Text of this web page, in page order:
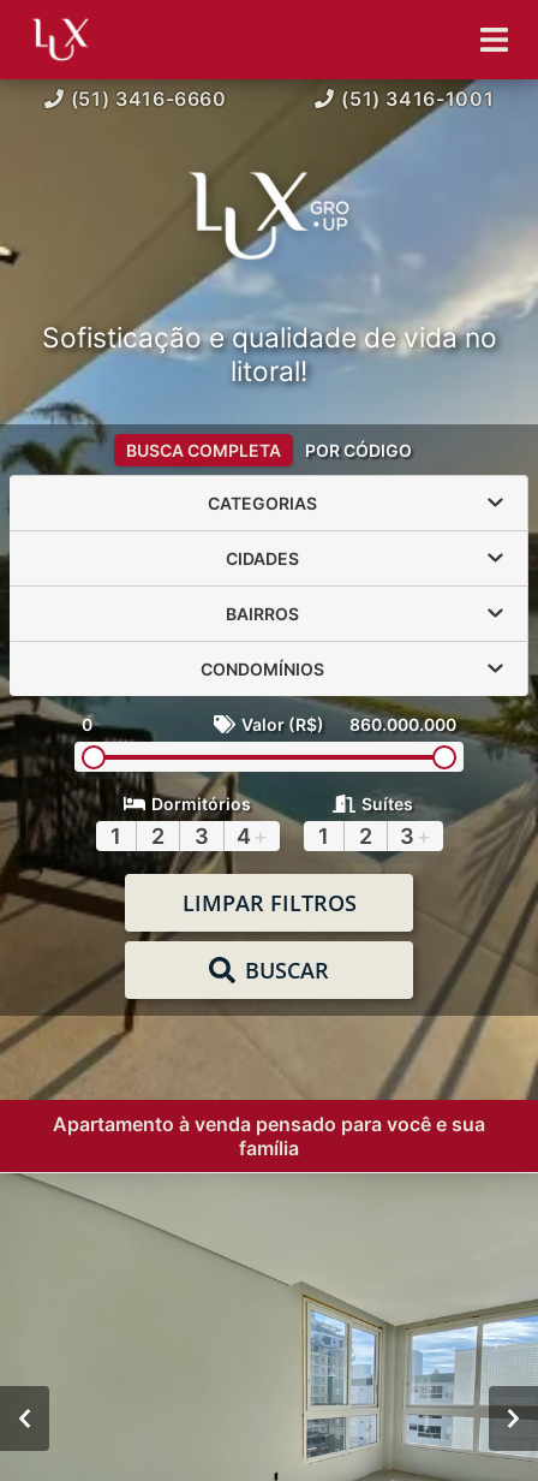
(51) 3416-6660 (51) 3416-1001
Sofisticação e qualidade de vida no
litoral!
BUSCA COMPLETA POR CÓDIGO
CATEGORIAS
CIDADES
BAIRROS
CONDOMÍNIOS
0 Valor (R$) 860.000.000
Dormitórios
1 2 3 4 +
Suítes
1 2 3 +
LIMPAR FILTROS
BUSCAR
Apartamento à venda pensado para você e sua
família